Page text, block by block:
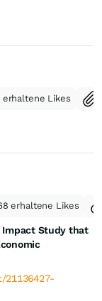
erhaltene Likes
erhaltene Likes
Impact Study that